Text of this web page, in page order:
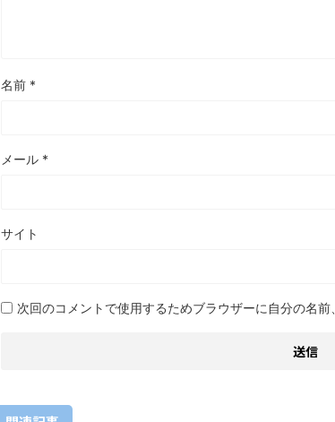
名前 *
メール *
サイト
次回のコメントで使用するためブラウザーに自分の名前